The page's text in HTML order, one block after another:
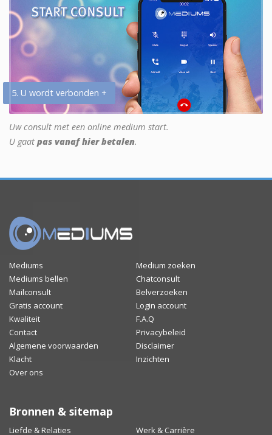
5. U wordt verbonden +
Uw consult met een online medium start.
U gaat pas vanaf hier betalen.
Mediums
Medium zoeken
Mediums bellen
Chatconsult
Mailconsult
Belverzoeken
Gratis account
Login account
Kwaliteit
F.A.Q
Contact
Privacybeleid
Algemene voorwaarden
Disclaimer
Klacht
Inzichten
Over ons
Bronnen & sitemap
Liefde & Relaties Werk & Carrière